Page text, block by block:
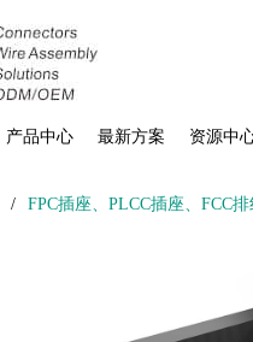
产品中心 最新方案 资源中
/ FPC插座、PLCC插座、FCC